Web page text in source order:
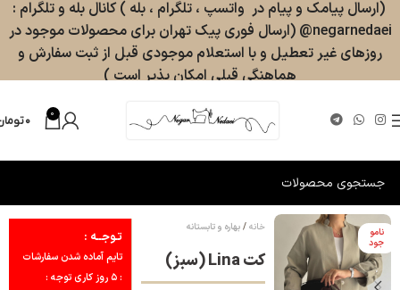
0 ۰
نامو
جود
خانه بهاره و تابستانه
کت Lina (سبز)
تـوجــه :
تایم آماده شدن سفارشات
: ۵ روز کاری توجه :
(ارسال پیامک و پیام در واتسپ ، تلگرام ، بله ) کانال بله و تلگرام :
negarnedaei@ (ارسال فوری پیک تهران برای محصولات موجود در
روزهای غیر تعطیل و با استعلام موجودی قبل از ثبت سفارش و
هماهنگی قبلی امکان پذیر است )